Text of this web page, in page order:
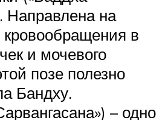
Направлена на
в
и мочевого
позе полезно
Бандху.
– одно